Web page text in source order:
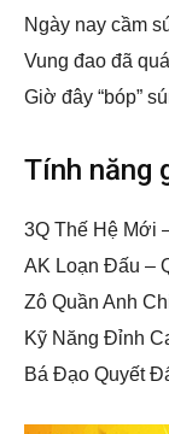
Ngày nay cầm
Vung đao đã
Giờ đây “bóp”
Tính năng
3Q Thế Hệ Mới
AK Loạn Đấu –
Zô Quần Anh
Kỹ Năng Đỉnh
Bá Đạo Quyết